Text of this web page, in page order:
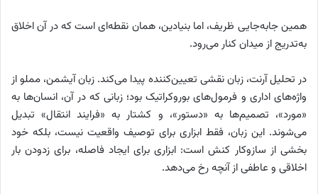
همین جابه‌جایی ظریف، اما بنیادین، همان نقطه‌ای است که در آن اخلاق
به‌تدریج از میدان کنار می‌رود.
در تحلیل آرنت، زبان نقشی تعیین‌کننده پیدا می‌کند. زبان آیشمن، مملو از
واژه‌های اداری و فرمول‌های بوروکراتیک بود؛ زبانی که در آن، انسان‌ها به
«مورد»، تصمیم‌ها به «دستور»، و کشتار به «فرایند انتقال» تبدیل
می‌شوند. این زبان، فقط ابزاری برای توصیف واقعیت نیست، بلکه خود
بخشی از سازوکار کنش است: ابزاری برای ایجاد فاصله، برای زدودن بار
اخلاقی و عاطفی از آنچه رخ می‌دهد.